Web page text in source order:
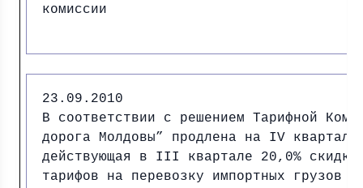
комиссии
23.09.2010
В соответствии с решением Тарифной
дорога Молдовы” продлена на IV квартал
действующая в III квартале 20,0% скидка
тарифов на перевозку импортных грузов